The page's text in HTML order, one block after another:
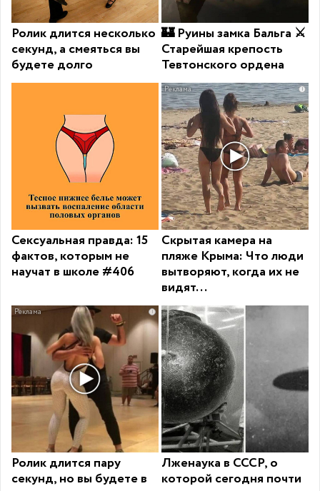
Ролик длится несколько
секунд, а смеяться вы
будете долго
🏰 Руины замка Бальга ⚔️
Старейшая крепость
Тевтонского ордена
Сексуальная правда: 15
фактов, которым не
научат в школе #406
i
Скрытая камера на
пляже Крыма: Что люди
вытворяют, когда их не
видят...
i
Ролик длится пару
секунд, но вы будете в
Лженаука в СССР, о
которой сегодня почти